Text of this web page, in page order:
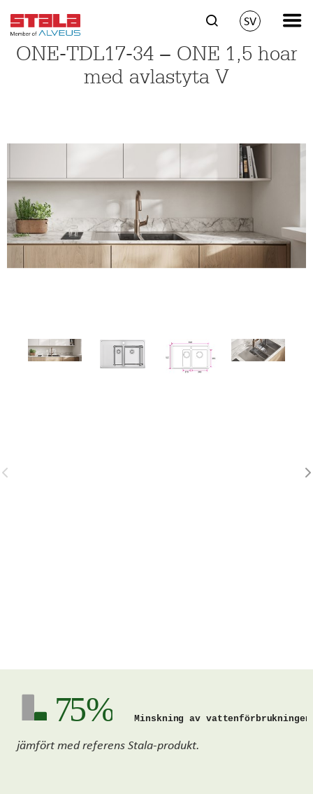
SV
ONE-TDL17-34 − ONE 1,5 hoar
med avlastyta V
75 % Minskning av vattenförbrukningen
jämfört med referens Stala-produkt.